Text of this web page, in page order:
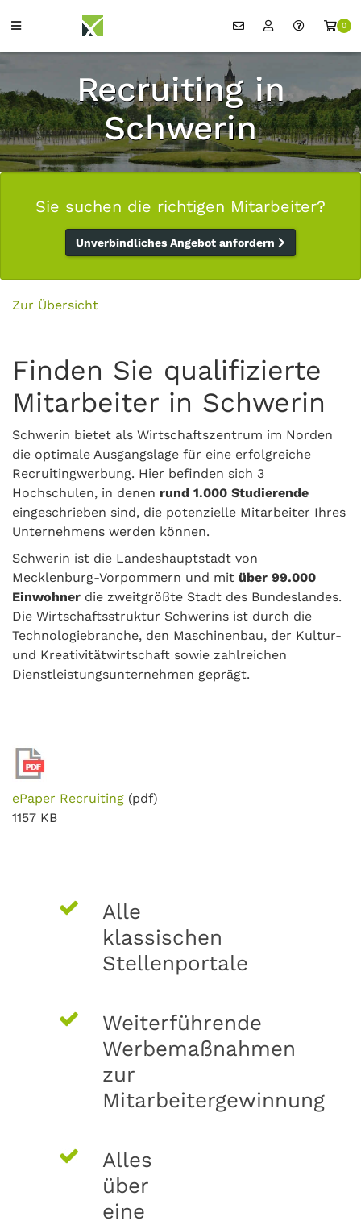
0
Recruiting in
Schwerin
Sie suchen die richtigen Mitarbeiter?
Unverbindliches Angebot anfordern
Zur Übersicht
Finden Sie qualifizierte
Mitarbeiter in Schwerin
Schwerin bietet als Wirtschaftszentrum im Norden
die optimale Ausgangslage für eine erfolgreiche
Recruitingwerbung. Hier befinden sich 3
Hochschulen, in denen rund 1.000 Studierende
eingeschrieben sind, die potenzielle Mitarbeiter Ihres
Unternehmens werden können.
Schwerin ist die Landeshauptstadt von
Mecklenburg-Vorpommern und mit über 99.000
Einwohner die zweitgrößte Stadt des Bundeslandes.
Die Wirtschaftsstruktur Schwerins ist durch die
Technologiebranche, den Maschinenbau, der Kultur-
und Kreativitätwirtschaft sowie zahlreichen
Dienstleistungsunternehmen geprägt.
ePaper Recruiting (pdf)
1157 KB
Alle
klassischen
Stellenportale
Weiterführende
Werbemaßnahmen
zur
Mitarbeitergewinnung
Alles
über
eine